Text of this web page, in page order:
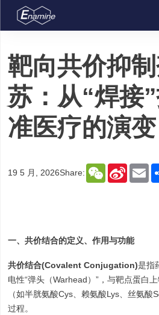
靶向共价抑
苏：从“焊接
准医疗的演变
19 5 月, 2026Share:
WeChatSina
Weibo
一、共价结合的定义、作用与功能
共价结合(Covalent Conjugation)是指
电性“弹头（Warhead）”，与靶点蛋白
（如半胱氨酸Cys、赖氨酸Lys、丝氨酸
过程。